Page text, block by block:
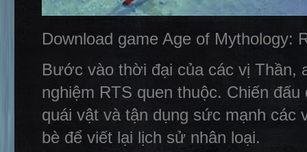
Download game Age of Mythology:
Bước vào thời đại của các vị Thần,
nghiệm RTS quen thuộc. Chiến
quái vật và tận dụng sức mạnh các
bè để viết lại lịch sử nhân loại.